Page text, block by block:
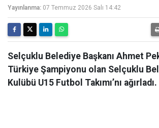
Yayınlanma: 07 Temmuz 2026 Salı 14:42
Selçuklu Belediye Başkanı Ahmet
Türkiye Şampiyonu olan Selçuklu
Kulübü U15 Futbol Takımı’nı ağırladı.